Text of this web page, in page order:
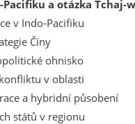
Pacifiku a otázka Tchaj-
v Indo-Pacifiku
Číny
ohnisko
v oblasti
a hybridní působení
států v regionu